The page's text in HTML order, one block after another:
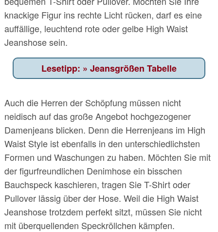
knackige Figur ins rechte Licht rücken, darf es eine
auffällige, leuchtend rote oder gelbe High Waist
Jeanshose sein.
Jeansgrößen Tabelle
Auch die Herren der Schöpfung müssen nicht
neidisch auf das große Angebot hochgezogener
Damenjeans blicken. Denn die Herrenjeans im High
Waist Style ist ebenfalls in den unterschiedlichsten
Formen und Waschungen zu haben. Möchten Sie mit
der figurfreundlichen Denimhose ein bisschen
Bauchspeck kaschieren, tragen Sie T-Shirt oder
Pullover lässig über der Hose. Weil die High Waist
Jeanshose trotzdem perfekt sitzt, müssen Sie nicht
mit überquellenden Speckröllchen kämpfen.